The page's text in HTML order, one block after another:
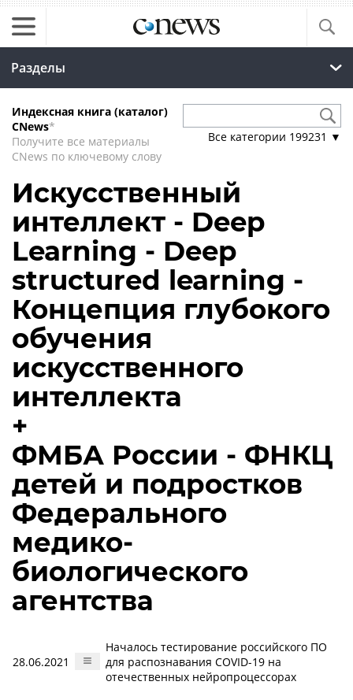
Разделы
Индексная книга (каталог)
CNews*
Получите все материалы
CNews по ключевому слову
Все категории 199231 ▼
Искусственный
интеллект - Deep
Learning - Deep
structured learning -
Концепция глубокого
обучения
искусственного
интеллекта
+
ФМБА России - ФНКЦ
детей и подростков
Федерального
медико-
биологического
агентства
28.06.2021
Началось тестирование российского ПО
для распознавания COVID-19 на
отечественных нейропроцессорах